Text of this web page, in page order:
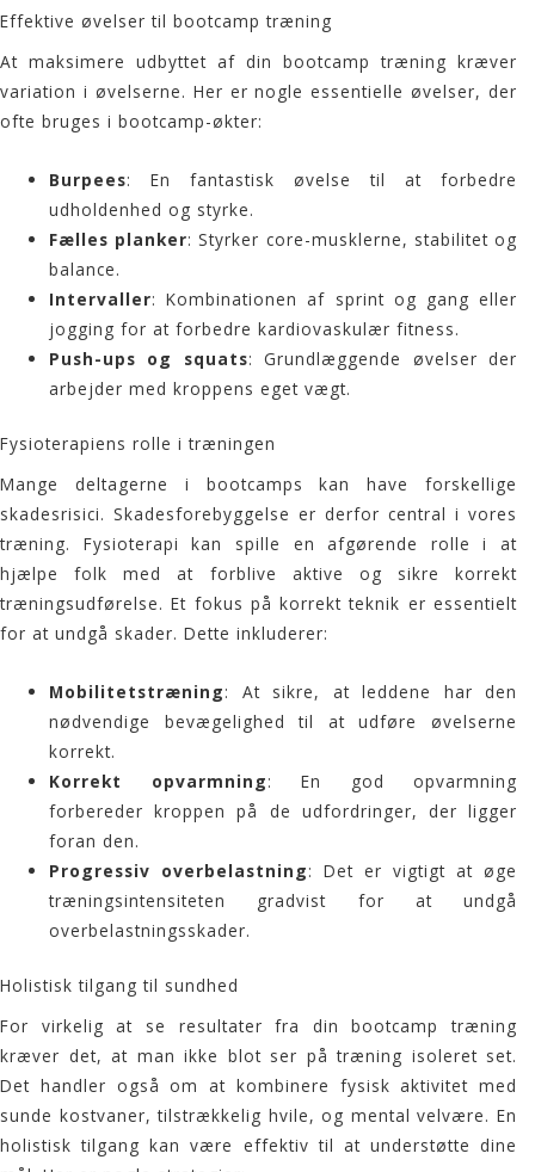
Effektive øvelser til bootcamp træning
At maksimere udbyttet af din bootcamp træning kræver
variation i øvelserne. Her er nogle essentielle øvelser, der
ofte bruges i bootcamp-økter:
Burpees: En fantastisk øvelse til at forbedre
udholdenhed og styrke.
Fælles planker: Styrker core-musklerne, stabilitet og
balance.
Intervaller: Kombinationen af sprint og gang eller
jogging for at forbedre kardiovaskulær fitness.
Push-ups og squats: Grundlæggende øvelser der
arbejder med kroppens eget vægt.
Fysioterapiens rolle i træningen
Mange deltagerne i bootcamps kan have forskellige
skadesrisici. Skadesforebyggelse er derfor central i vores
træning. Fysioterapi kan spille en afgørende rolle i at
hjælpe folk med at forblive aktive og sikre korrekt
træningsudførelse. Et fokus på korrekt teknik er essentielt
for at undgå skader. Dette inkluderer:
Mobilitetstræning: At sikre, at leddene har den
nødvendige bevægelighed til at udføre øvelserne
korrekt.
Korrekt opvarmning: En god opvarmning
forbereder kroppen på de udfordringer, der ligger
foran den.
Progressiv overbelastning: Det er vigtigt at øge
træningsintensiteten gradvist for at undgå
overbelastningsskader.
Holistisk tilgang til sundhed
For virkelig at se resultater fra din bootcamp træning
kræver det, at man ikke blot ser på træning isoleret set.
Det handler også om at kombinere fysisk aktivitet med
sunde kostvaner, tilstrækkelig hvile, og mental velvære. En
holistisk tilgang kan være effektiv til at understøtte dine